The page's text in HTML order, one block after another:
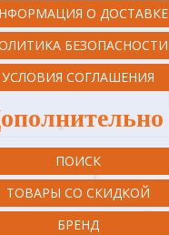
О ДОСТАВКЕ
БЕЗОПАСНОСТИ
УСЛОВИЯ СОГЛАШЕНИЯ
ПОИСК
ТОВАРЫ СО СКИДКОЙ
БРЕНД